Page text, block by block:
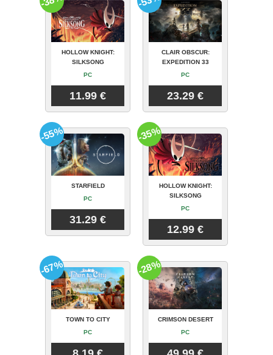
HOLLOW KNIGHT:
SILKSONG
PC
11.99 €
CLAIR OBSCUR:
EXPEDITION 33
PC
23.29 €
STARFIELD
PC
31.29 €
-55%
HOLLOW KNIGHT:
SILKSONG
PC
12.99 €
-35%
TOWN TO CITY
PC
-67%
CRIMSON DESERT
PC
-28%